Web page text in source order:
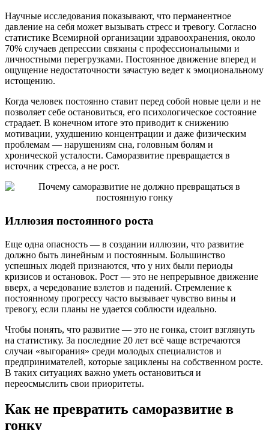
Научные исследования показывают, что перманентное
давление на себя может вызывать стресс и тревогу. Согласно
статистике Всемирной организации здравоохранения, около
70% случаев депрессии связаны с профессиональными и
личностными перегрузками. Постоянное движение вперед и
ощущение недостаточности зачастую ведет к эмоциональному
истощению.
Когда человек постоянно ставит перед собой новые цели и не
позволяет себе остановиться, его психологическое состояние
страдает. В конечном итоге это приводит к снижению
мотивации, ухудшению концентрации и даже физическим
проблемам — нарушениям сна, головным болям и
хронической усталости. Саморазвитие превращается в
источник стресса, а не рост.
Иллюзия постоянного роста
Еще одна опасность — в создании иллюзии, что развитие
должно быть линейным и постоянным. Большинство
успешных людей признаются, что у них были периоды
кризисов и остановок. Рост — это не непрерывное движение
вверх, а чередование взлетов и падений. Стремление к
постоянному прогрессу часто вызывает чувство вины и
тревогу, если планы не удается соблюсти идеально.
Чтобы понять, что развитие — это не гонка, стоит взглянуть
на статистику. За последние 20 лет всё чаще встречаются
случаи «выгорания» среди молодых специалистов и
предпринимателей, которые зациклены на собственном росте.
В таких ситуациях важно уметь остановиться и
переосмыслить свои приоритеты.
Как не превратить саморазвитие в
гонку